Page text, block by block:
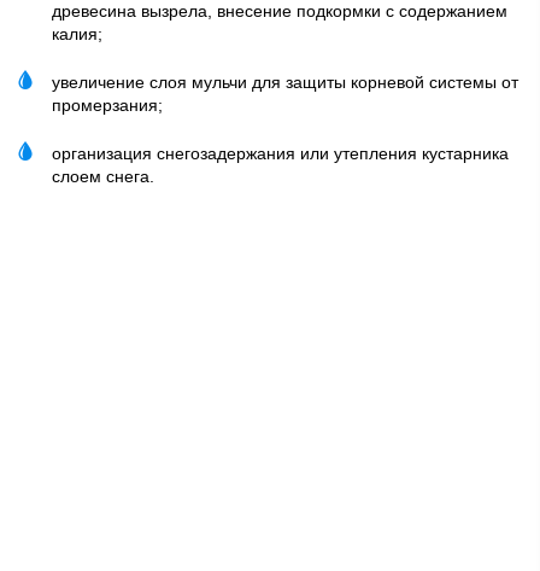
древесина вызрела, внесение подкормки с содержанием
калия;
увеличение слоя мульчи для защиты корневой системы от
промерзания;
организация снегозадержания или утепления кустарника
слоем снега.